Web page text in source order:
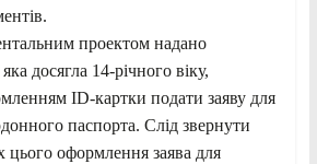
проектом надано
досягла 14-річного віку,
ID-картки подати заяву для
паспорта. Слід звернути
цього оформлення заява для